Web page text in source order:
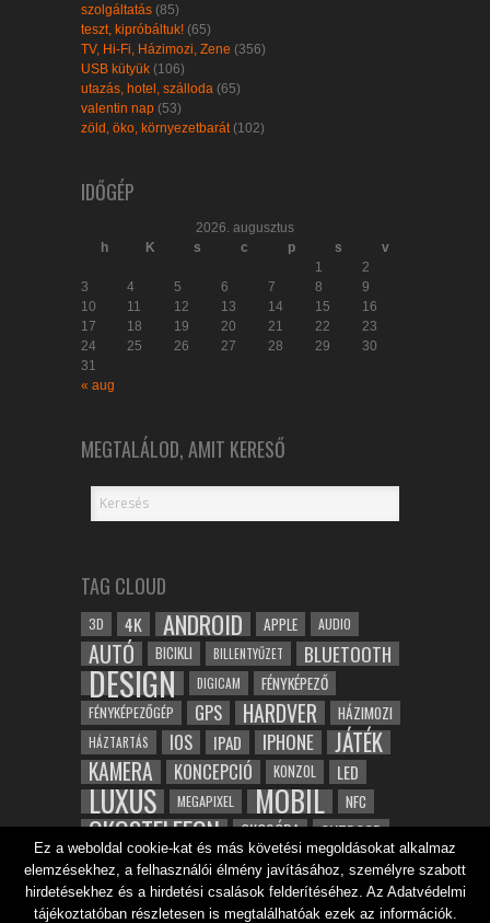
szolgáltatás (85)
teszt, kipróbáltuk! (65)
TV, Hi-Fi, Házimozi, Zene (356)
USB kütyük (106)
utazás, hotel, szálloda (65)
valentin nap (53)
zöld, öko, környezetbarát (102)
IDŐGÉP
2026. augusztus
h
K s c p s
v
1
2
3
4 5 6 7 8
9
10
11 12 13 14 15
16
17
18 19 20 21 22
23
24
25 26 27 28 29
30
31
« aug
MEGTALÁLOD, AMIT KERESŐ
TAG CLOUD
3D 4K ANDROID APPLE AUDIO
AUTÓ BICIKLI BILLENTYŰZET BLUETOOTH
DESIGN DIGICAM FÉNYKÉPEZŐ
FÉNYKÉPEZŐGÉP GPS HARDVER HÁZIMOZI
HÁZTARTÁS IOS IPAD IPHONE JÁTÉK
KAMERA KONCEPCIÓ KONZOL LED
LUXUS MEGAPIXEL MOBIL NFC
OKOSTELEFON OKOSÓRA OUTDOOR
ROBOT SAMSUNG SPORT TABLET
TESZT VIDEÓ VÍZÁLLÓ WIFI ZENE ZÖLD
Ez a weboldal cookie-kat és más követési megoldásokat alkalmaz
elemzésekhez, a felhasználói élmény javításához, személyre szabott
hirdetésekhez és a hirdetési csalások felderítéséhez. Az Adatvédelmi
tájékoztatóban részletesen is megtalálhatóak ezek az információk.